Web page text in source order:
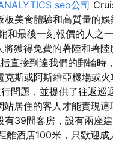
seo公司
美食體驗和高質量的娛
和最後一刻報價的人之
獲得免費的著陸和著陸
直接到達我們的郵輪時
斯或阿斯維亞機場或火
問題，並提供了往返巡
居住的客人才能實現這
39間客房，設有兩座
離酒店100米，只歡迎